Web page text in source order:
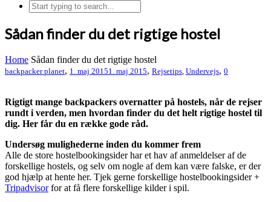
Sådan finder du det rigtige hostel
Home Sådan finder du det rigtige hostel
backpacker planet, 1. maj 20151. maj 2015, Rejsetips Undervejs, 0
Rigtigt mange backpackers overnatter på hostels, når de rejser
rundt i verden, men hvordan finder du det helt rigtige hostel til
dig. Her får du en række gode råd.
Undersøg mulighederne inden du kommer frem
Alle de store hostelbookingsider har et hav af anmeldelser af de
forskellige hostels, og selv om nogle af dem kan være falske, er der
god hjælp at hente her. Tjek gerne forskellige hostelbookingsider +
Tripadvisorfor at få flere forskellige kilder i spil.